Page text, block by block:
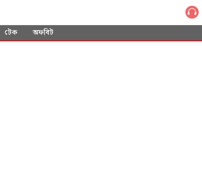
টেক অফবিট